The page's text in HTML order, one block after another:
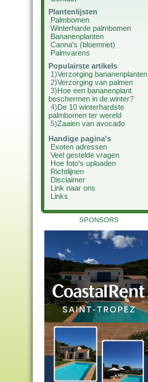
Plantenlijsten
Palmbomen
Winterharde palmbomen
Bananenplanten
Canna's (bloemriet)
Palmvarens
Populairste artikels
1)Verzorging bananenplanten
2)Verzorging van palmen
3)Hoe een bananenplant
beschermen in de winter?
4)De 10 winterhardste
palmbomen ter wereld
5)Zaaien van avocado
Handige pagina's
Exoten adressen
Veel gestelde vragen
Hoe foto's uploaden
Richtlijnen
Disclaimer
Link naar ons
Links
SPONSORS